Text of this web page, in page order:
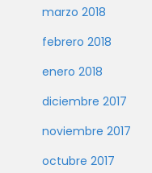
marzo 2018
febrero 2018
enero 2018
diciembre 2017
noviembre 2017
octubre 2017